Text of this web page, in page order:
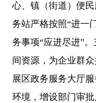
心、镇（街道）便
务站严格按照“进一
务事项“应进尽进”
间资源，为企业群
展区政务服务大厅
环境，增设部门审